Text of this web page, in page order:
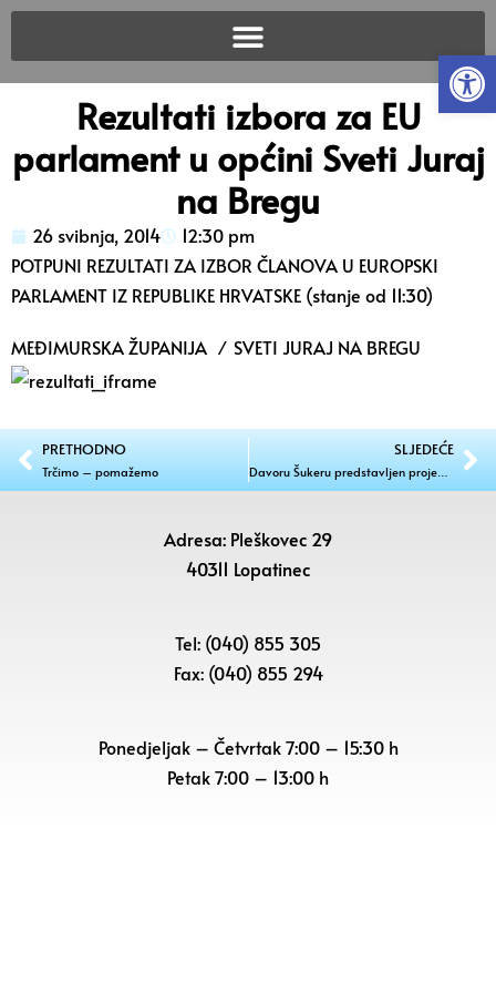
Rezultati izbora za EU
parlament u općini Sveti Juraj
na Bregu
26 svibnja, 2014
12:30 pm
POTPUNI REZULTATI ZA IZBOR ČLANOVA U EUROPSKI
PARLAMENT IZ REPUBLIKE HRVATSKE (stanje od 11:30)
MEĐIMURSKA ŽUPANIJA ⁄ SVETI JURAJ NA BREGU
PRETHODNO
Trčimo – pomažemo
SLJEDEĆE
Davoru Šukeru predstavljen projekt SRC Rogoznica u Vučetincu
Adresa: Pleškovec 29
40311 Lopatinec
Tel: (040) 855 305
Fax: (040) 855 294
Ponedjeljak – Četvrtak 7:00 – 15:30 h
Petak7:00 – 13:00 h